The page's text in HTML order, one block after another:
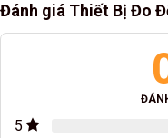
Đánh giá Thiết Bị Đo
5